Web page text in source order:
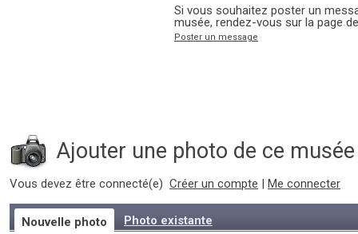
Si vous souhaitez poster un
musée, rendez-vous sur la page
Poster un message
Ajouter une photo de ce musée
Vous devez être connecté(e) Créer un compte | Me connecter
Nouvelle photo Photo existante